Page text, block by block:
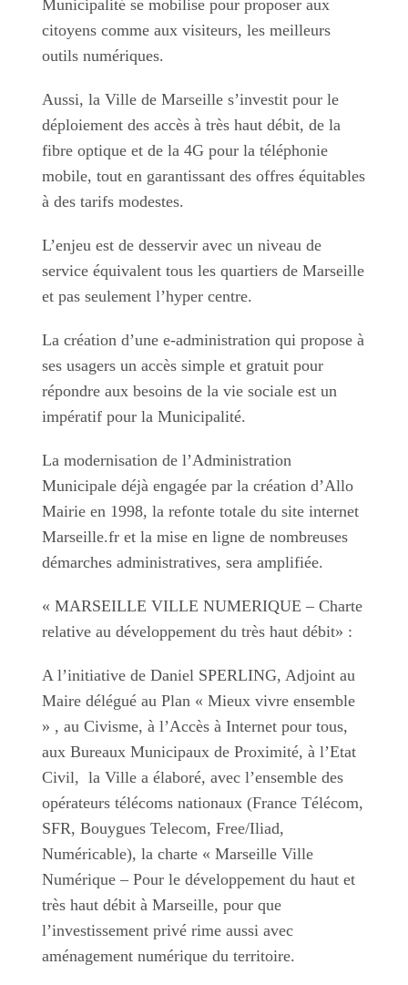
Municipalité se mobilise pour proposer aux
citoyens comme aux visiteurs, les meilleurs
outils numériques.
Aussi, la Ville de Marseille s’investit pour le
déploiement des accès à très haut débit, de la
fibre optique et de la 4G pour la téléphonie
mobile, tout en garantissant des offres équitables
à des tarifs modestes.
L’enjeu est de desservir avec un niveau de
service équivalent tous les quartiers de Marseille
et pas seulement l’hyper centre.
La création d’une e-administration qui propose à
ses usagers un accès simple et gratuit pour
répondre aux besoins de la vie sociale est un
impératif pour la Municipalité.
La modernisation de l’Administration
Municipale déjà engagée par la création d’Allo
Mairie en 1998, la refonte totale du site internet
Marseille.fr et la mise en ligne de nombreuses
démarches administratives, sera amplifiée.
« MARSEILLE VILLE NUMERIQUE – Charte
relative au développement du très haut débit» :
A l’initiative de Daniel SPERLING, Adjoint au
Maire délégué au Plan « Mieux vivre ensemble
» , au Civisme, à l’Accès à Internet pour tous,
aux Bureaux Municipaux de Proximité, à l’Etat
Civil, la Ville a élaboré, avec l’ensemble des
opérateurs télécoms nationaux (France Télécom,
SFR, Bouygues Telecom, Free/Iliad,
Numéricable), la charte « Marseille Ville
Numérique – Pour le développement du haut et
très haut débit à Marseille, pour que
l’investissement privé rime aussi avec
aménagement numérique du territoire.